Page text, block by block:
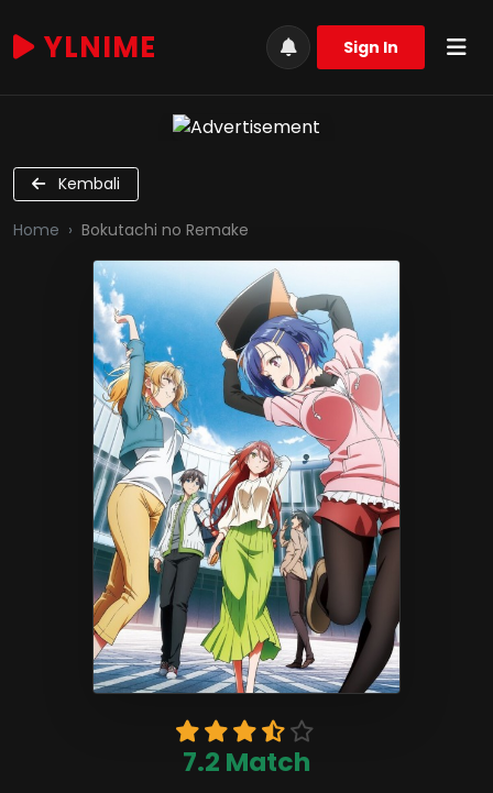
YLNIME Sign In
Kembali
Home Bokutachi no Remake
7.2 Match